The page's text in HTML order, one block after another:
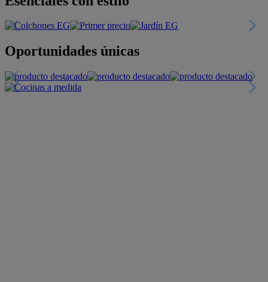
Oportunidades únicas